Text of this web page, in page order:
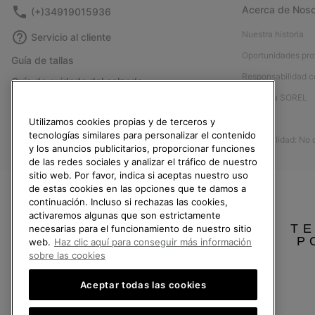
(+)34919015936
Servicio al cliente
Guía de tallas
Guía de cuidado del calzado
Devoluciones
Desistir del contrato
Estado del pedido
Envío
Pago
Preguntas frecuentes
Acerca de
Nuestra historia
Oportunidades
Responsabilidad
Afíliese a SOREL
Accesibilidad: No
España
Utilizamos cookies propias y de terceros y
tecnologías similares para personalizar el contenido
y los anuncios publicitarios, proporcionar funciones
de las redes sociales y analizar el tráfico de nuestro
sitio web. Por favor, indica si aceptas nuestro uso
de estas cookies en las opciones que te damos a
continuación. Incluso si rechazas las cookies,
activaremos algunas que son estrictamente
necesarias para el funcionamiento de nuestro sitio
web. Haz clic aquí para conseguir más información
sobre las cookies
Aceptar todas las cookies